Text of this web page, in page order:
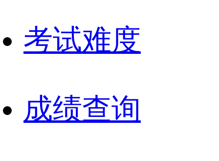
考试难度
成绩查询